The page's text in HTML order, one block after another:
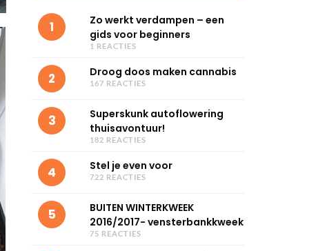
1
Zo werkt verdampen – een
gids voor beginners
1 REACTIES
2 Droog doos maken cannabis
167 REACTIES
3
Superskunk autoflowering
thuisavontuur!
182 REACTIES
4 Stel je even voor
722 REACTIES
5
BUITEN WINTERKWEEK
2016/2017- vensterbankkweek
75 REACTIES